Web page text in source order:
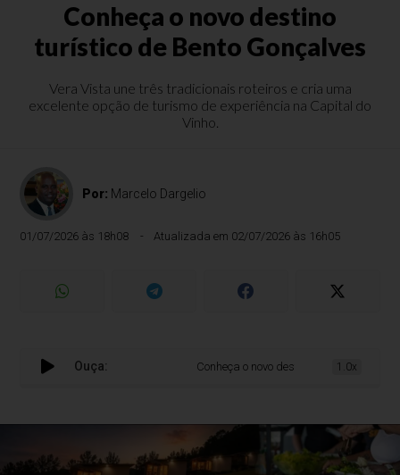
Conheça o novo destino
turístico de Bento Gonçalves
Vera Vista une três tradicionais roteiros e cria uma
excelente opção de turismo de experiência na Capital do
Vinho.
Por: Marcelo Dargelio
01/07/2026 às 18h08 Atualizada em 02/07/2026 às 16h05
Ouça: Conheça o novo destino turístico de Bento
1.0x